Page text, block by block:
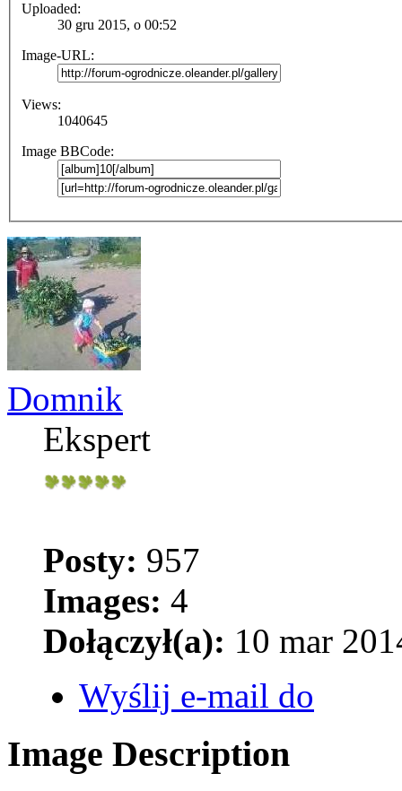
Uploaded:
30 gru 2015, o 00:52
Image-URL:
Views:
1040645
Image BBCode:
Domnik
Ekspert
Posty: 957
Images: 4
Dołączył(a): 10 mar
Wyślij e-mail do
Image Description